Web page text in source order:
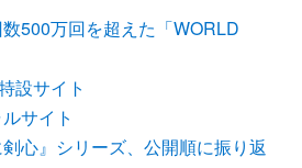
500万回を超えた「WORLD
設サイト
サイト
心』シリーズ、公開順に振り返